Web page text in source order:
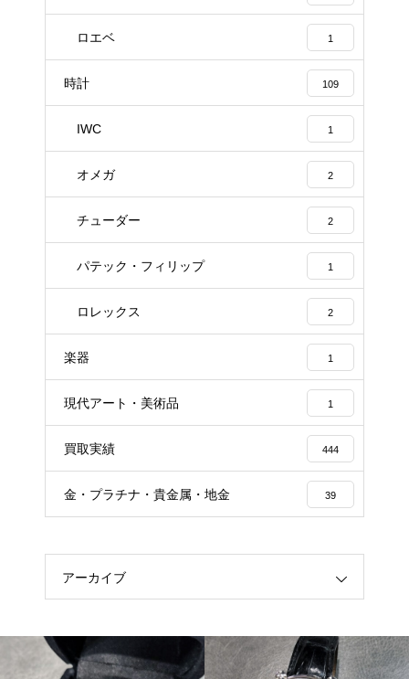
ロエベ 1
時計 109
IWC 1
オメガ 2
チューダー 2
パテック・フィリップ 1
ロレックス 2
楽器 1
現代アート・美術品 1
買取実績 444
金・プラチナ・貴金属・地金 39
アーカイブ